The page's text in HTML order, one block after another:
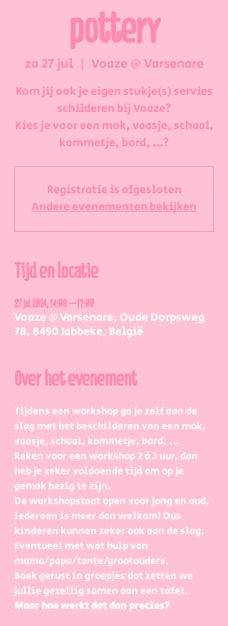
pottery
za 27 jul
  |
Voaze @ Varsenare
Kom jij ook je eigen stukje(s) servies
schilderen bij Voaze?
Kies je voor een mok, vaasje, schaal,
kommetje, bord, ...?
Registratie is afgesloten
Andere evenementen bekijken
Tijd en locatie
27 jul 2024, 14:00 – 17:00
Voaze @ Varsenare, Oude Dorpsweg
78, 8490 Jabbeke, België
Over het evenement
Tijdens een workshop ga je zelf aan de
slag met het beschilderen van een mok,
vaasje, schaal, kommetje, bord, ...
Reken voor een workshop 2 à 3 uur, dan
heb je zeker voldoende tijd om op je
gemak bezig te zijn.
De workshopstaat open voor jong en oud,
iedereen is meer dan welkom! Dus
kinderen kunnen zeker ook aan de slag.
Eventueel met wat hulp van
mama/papa/tante/grootouders.
Boek gerust in groepjes dat zetten we
jullie gezellig samen aan een tafel.
Maar hoe werkt dat dan precies?